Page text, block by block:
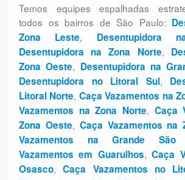
Temos equipes espalhadas
todos os bairros de São Paulo:
Zona Leste, Desentupidora
Desentupidora na Zona Norte,
Zona Oeste, Desentupidora na
Desentupidora no Litoral Sul,
Litoral Norte, Caça Vazamentos na
Vazamentos na Zona Norte, Caça
Zona Oeste, Caça Vazamentos na
Vazamentos na Grande São
Vazamentos em Guarulhos,Caça
Osasco,Caça Vazamentos no